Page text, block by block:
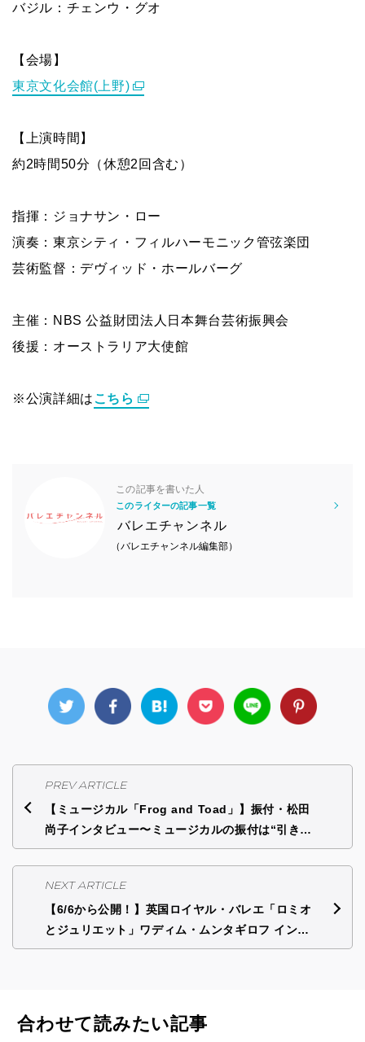
バジル：チェンウ・グオ
【会場】
東京文化会館(上野)
【上演時間】
約2時間50分（休憩2回含む）
指揮：ジョナサン・ロー
演奏：東京シティ・フィルハーモニック管弦楽団
芸術監督：デヴィッド・ホールバーグ
主催：NBS 公益財団法人日本舞台芸術振興会
後援：オーストラリア大使館
※公演詳細はこちら
この記事を書いた人
このライターの記事一覧
バレエチャンネル
（バレエチャンネル編集部）
PREV ARTICLE
【ミュージカル「Frog and Toad」】振付・松田
尚子インタビュー〜ミュージカルの振付は“引き…
NEXT ARTICLE
【6/6から公開！】英国ロイヤル・バレエ「ロミオ
とジュリエット」ワディム・ムンタギロフ イン…
合わせて読みたい記事